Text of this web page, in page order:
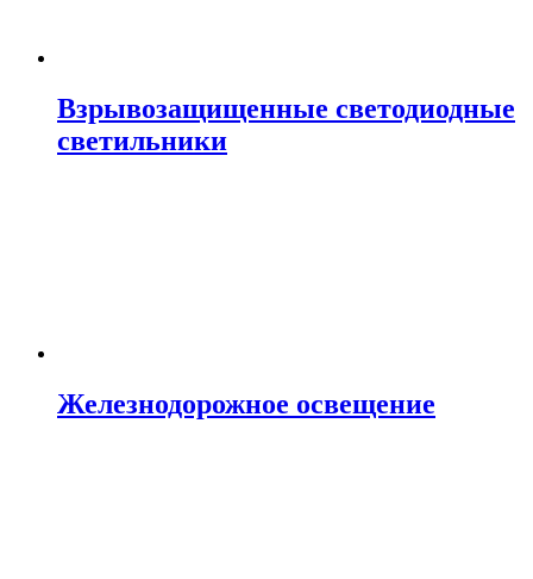
Взрывозащищенные светодиодные
светильники
Железнодорожное освещение